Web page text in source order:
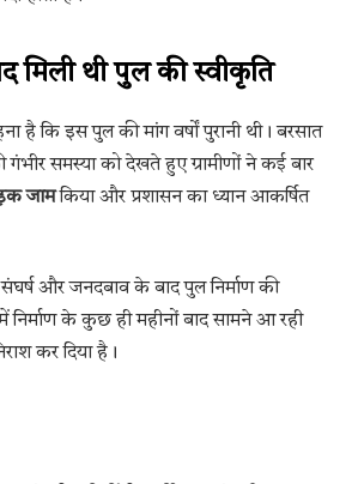
मिली थी पुल की स्वीकृति
है कि इस पुल की मांग वर्षों पुरानी थी। बरसात
समस्या को देखते हुए ग्रामीणों ने कई बार
जामकिया और प्रशासन का ध्यान आकर्षित
और जनदबाव के बाद पुल निर्माण की
निर्माण के कुछ ही महीनों बाद सामने आ रही
कर दिया है।